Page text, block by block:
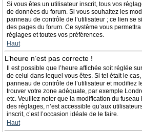
Si vous êtes un utilisateur inscrit, tous vos
de données du forum. Si vous souhaitez les
panneau de contrôle de l’utilisateur ; ce lien se
des pages du forum. Ce système vous
réglages et toutes vos préférences.
Haut
L’heure n’est pas correcte !
Il est possible que l’heure affichée soit réglée
de celui dans lequel vous êtes. Si tel était le
panneau de contrôle de l’utilisateur et modifiez
trouver votre zone adéquate, par exemple
etc. Veuillez noter que la modification du
des réglages, n’est accessible qu’aux
inscrit, c’est l’occasion idéale de le faire.
Haut